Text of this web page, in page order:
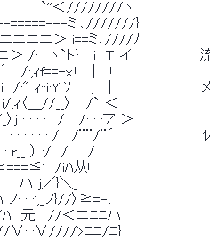
`''＜////////ヽ
ミ.､///////}
ニ＞ i==ミ､////ﾉ
i　Ｔ..イ　　　　　　　流
x.!　 | 　!
　, 　|　　　　　　　　　メビ
//__〉　 /`:.＜
: : /　 /: : :ア ＞
¨´　　　　　　　　　休日
:/　/　　/
　　　　　　　　　　　　
j／}＼_
}//〉≧=-､
.//＜ニﾆﾆハ
:∨////>ﾆﾆ/ﾆ}